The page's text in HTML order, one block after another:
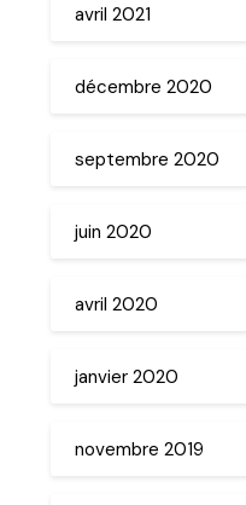
avril 2021
décembre 2020
septembre 2020
juin 2020
avril 2020
janvier 2020
novembre 2019